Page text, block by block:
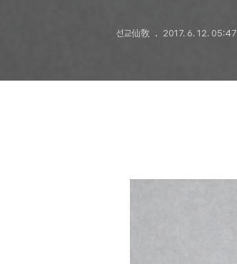
선교仙敎 2017. 6. 12. 05:47